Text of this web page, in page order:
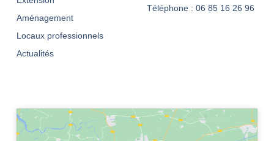
Aménagement
Locaux professionnels
Actualités
Téléphone : 06 85 16 26 96